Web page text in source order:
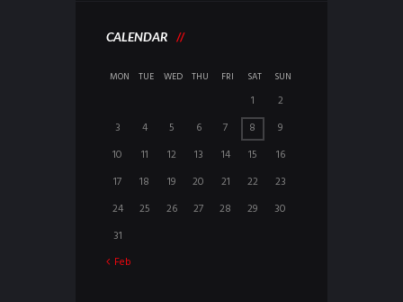
CALENDAR
MON TUE WED THU FRI SAT SUN
1
2
3
4 5 6 7 8
9
10
11 12 13 14 15
16
17
18 19 20 21 22
23
24
25 26 27 28 29
30
31
Feb